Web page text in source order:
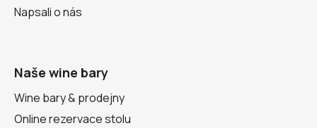
Napsali o nás
Naše wine bary
Wine bary & prodejny
Online rezervace stolu